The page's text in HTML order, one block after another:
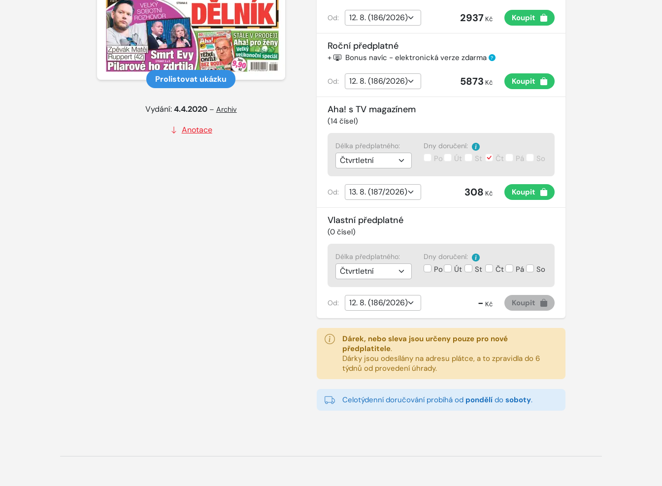
Prolistovat ukázku
Vydání:4.4.2020 – Archiv
Anotace
Od: 2937 Kč Koupit
Roční předplatné
+ Bonus navíc - elektronická verze zdarma ?
Od: 5873 Kč Koupit
Aha! s TV magazínem
(14čísel)
Délka předplatného: Dny doručení:
Po Út St Čt Pá So
Od: 308 Kč Koupit
Vlastní předplatné
(0čísel)
Délka předplatného: Dny doručení:
Po Út St Čt Pá So
Od: - Kč Koupit
Dárek, nebo sleva jsou určeny pouze pro nové
předplatitele.
Dárky jsou odesílány na adresu plátce, a to zpravidla do 6
týdnů od provedení úhrady.
Celotýdenní doručování probíhá od pondělído soboty.